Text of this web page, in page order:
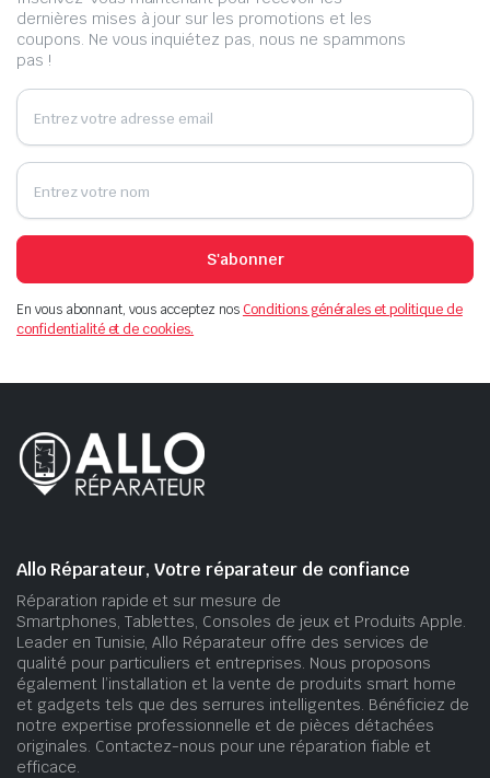
dernières mises à jour sur les promotions et les
coupons. Ne vous inquiétez pas, nous ne spammons
pas !
S'abonner
En vous abonnant, vous acceptez nosConditions générales et politique de
confidentialité et de cookies.
Allo Réparateur, Votre réparateur de confiance
Réparation rapide et sur mesure de
Smartphones, Tablettes, Consoles de jeux et Produits Apple.
Leader en Tunisie, Allo Réparateur offre des services de
qualité pour particuliers et entreprises. Nous proposons
également l’installation et la vente de produits smart home
et gadgets tels que des serrures intelligentes. Bénéficiez de
notre expertise professionnelle et de pièces détachées
originales. Contactez-nous pour une réparation fiable et
efficace.